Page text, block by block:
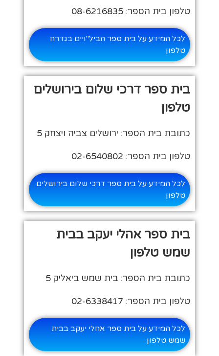
טלפון בית הספר: 08-6216835
לכל המידע על בית ספר הביל"ויים בגדרה
טלפון
בית ספר דרכי שלום בירושלים
טלפון
כתובת בית הספר: ירושלים צביה ויצחק 5
טלפון בית הספר: 02-6540802
לכל המידע על בית ספר דרכי שלום בירושלים
טלפון
בית ספר אהלי יעקב בבית
שמש טלפון
כתובת בית הספר: בית שמש ביאליק 5
טלפון בית הספר: 02-6338417
לכל המידע על בית ספר אהלי יעקב בבית
שמש טלפון